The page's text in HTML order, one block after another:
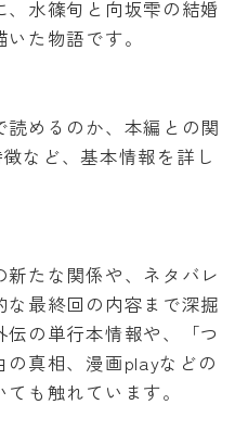
った件について
水篠旬と向坂雫の結婚
た物語です。
めるのか、本編との関
など、基本情報を詳し
たな関係や、ネタバレ
最終回の内容まで深掘
伝の単行本情報や、「つ
の真相、漫画playなどの
も触れています。